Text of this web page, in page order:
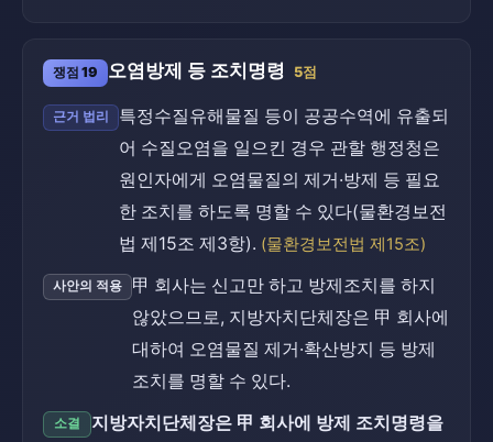
쟁점 19 오염방제 등 조치명령 5점
근거 법리
특정수질유해물질 등이 공공수역에 유출되
어 수질오염을 일으킨 경우 관할 행정청은
원인자에게 오염물질의 제거·방제 등 필요
한 조치를 하도록 명할 수 있다(물환경보전
법 제15조 제3항). (물환경보전법 제15조)
사안의 적용
甲 회사는 신고만 하고 방제조치를 하지
않았으므로, 지방자치단체장은 甲 회사에
대하여 오염물질 제거·확산방지 등 방제
조치를 명할 수 있다.
소결
지방자치단체장은 甲 회사에 방제 조치명령을